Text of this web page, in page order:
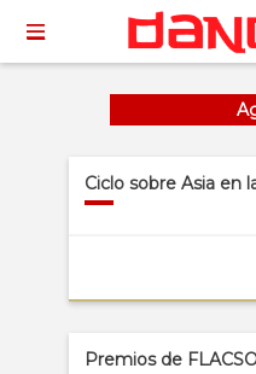
Ciclo sobre Asia en
Premios de